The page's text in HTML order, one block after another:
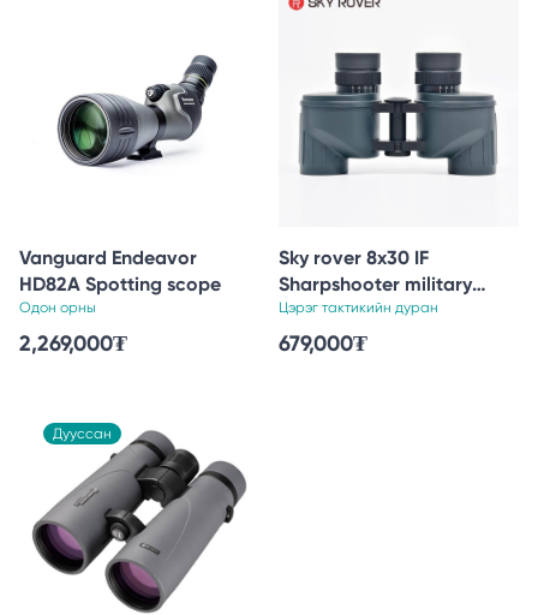
Vanguard Endeavor
HD82A Spotting scope
Одон орны
2,269,000₮
Sky rover 8x30 IF
Sharpshooter military
binoculars
Цэрэг тактикийн дуран
679,000₮
Дууссан